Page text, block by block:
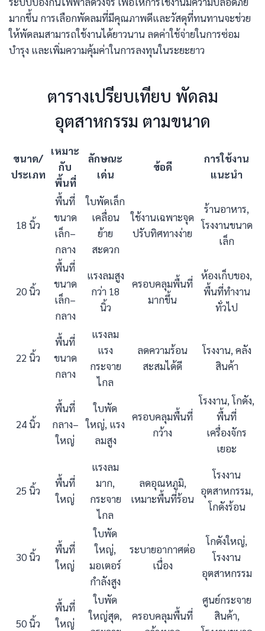
มากขึ้น การเลือกพัดลมที่มีคุณภาพดีและวัสดุที่ทนทานจะช่วย
ให้พัดลมสามารถใช้งานได้ยาวนาน ลดค่าใช้จ่ายในการซ่อม
บำรุง และเพิ่มความคุ้มค่าในการลงทุนในระยะยาว
ตารางเปรียบเทียบ พัดลม
อุตสาหกรรม ตามขนาด
ขนาด/
ประเภท
เหมาะ
กับ
พื้นที่
ลักษณะ
เด่น
ข้อดี
การใช้งาน
แนะนำ
18 นิ้ว
พื้นที่
ขนาด
เล็ก–
กลาง
ใบพัดเล็ก
เคลื่อน
ย้าย
สะดวก
ใช้งานเฉพาะจุด
ปรับทิศทางง่าย
ร้านอาหาร,
โรงงานขนาด
เล็ก
20 นิ้ว
พื้นที่
ขนาด
เล็ก–
กลาง
แรงลมสูง
กว่า 18
นิ้ว
ครอบคลุมพื้นที่
มากขึ้น
ห้องเก็บของ,
พื้นที่ทำงาน
ทั่วไป
22 นิ้ว
พื้นที่
ขนาด
กลาง
แรงลม
แรง
กระจาย
ไกล
ลดความร้อน
สะสมได้ดี
โรงงาน, คลัง
สินค้า
24 นิ้ว
พื้นที่
กลาง–
ใหญ่
ใบพัด
ใหญ่, แรง
ลมสูง
ครอบคลุมพื้นที่
กว้าง
โรงงาน, โกดัง,
พื้นที่
เครื่องจักร
เยอะ
25 นิ้ว
พื้นที่
ใหญ่
แรงลม
มาก,
กระจาย
ไกล
ลดอุณหภูมิ,
เหมาะพื้นที่ร้อน
โรงงาน
อุตสาหกรรม,
โกดังร้อน
30 นิ้ว
พื้นที่
ใหญ่
ใบพัด
ใหญ่,
มอเตอร์
กำลังสูง
ระบายอากาศต่อ
เนื่อง
โกดังใหญ่,
โรงงาน
อุตสาหกรรม
50 นิ้ว
พื้นที่
ใหญ่
ใบพัด
ใหญ่สุด,
ครอบคลุมพื้นที่
ศูนย์กระจาย
สินค้า,